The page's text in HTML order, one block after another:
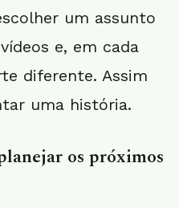
um assunto
e, em cada
diferente. Assim
uma história.
os próximos